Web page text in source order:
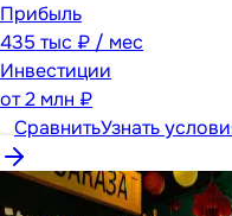
Прибыль
435 тыс ₽ / мес
Инвестиции
от2 млн ₽
СравнитьУзнать